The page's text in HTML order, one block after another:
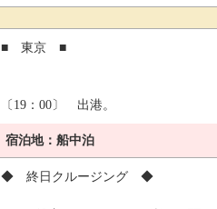
■ 東京 ■
〔19：00〕 出港。
宿泊地：船中泊
◆ 終日クルージング ◆